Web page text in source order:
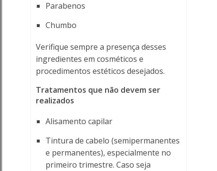
Parabenos
Chumbo
Verifique sempre a presença desses
ingredientes em cosméticos e
procedimentos estéticos desejados.
Tratamentos que não devem ser
realizados
Alisamento capilar
Tintura de cabelo (semipermanentes
e permanentes), especialmente no
primeiro trimestre. Caso seja